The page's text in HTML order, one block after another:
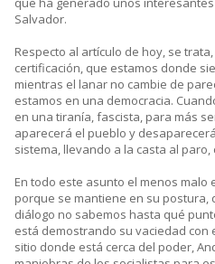
Salvador.
Respecto al artículo de hoy, se
certificación, que estamos donde
mientras el lanar no cambie de
estamos en una democracia.
en una tiranía, fascista, para más
aparecerá el pueblo y
sistema, llevando a la casta al
En todo este asunto el menos malo
porque se mantiene en su postura,
diálogo no sabemos hasta qué
está demostrando su vaciedad con
sitio donde está cerca del poder,